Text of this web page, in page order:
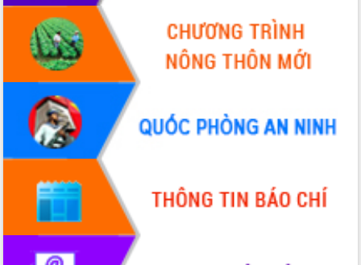
Khởi động Dự án Đầu tư xây dựng hạ
tầng kỹ thuật Cụm công nghiệp Tân
Tiến
Gặp mặt các cơ quan báo chí nhân Kỷ
niệm 101 năm Ngày Báo chí Cách
mạng Việt Nam
Đắk Lắk sơ kết 4 năm triển khai thực
hiện Đề án 06 của Chính phủ
Họp báo thông tin về Hội nghị Công bố
Quy hoạch và Xúc tiến đầu tư tỉnh Đắk
Khơi thông điểm nghẽn, đẩy nhanh
giải ngân vốn khắc phục thiên tai
HĐND tỉnh thông qua điều chỉnh Quy
hoạch tỉnh thời kỳ 2021-2030